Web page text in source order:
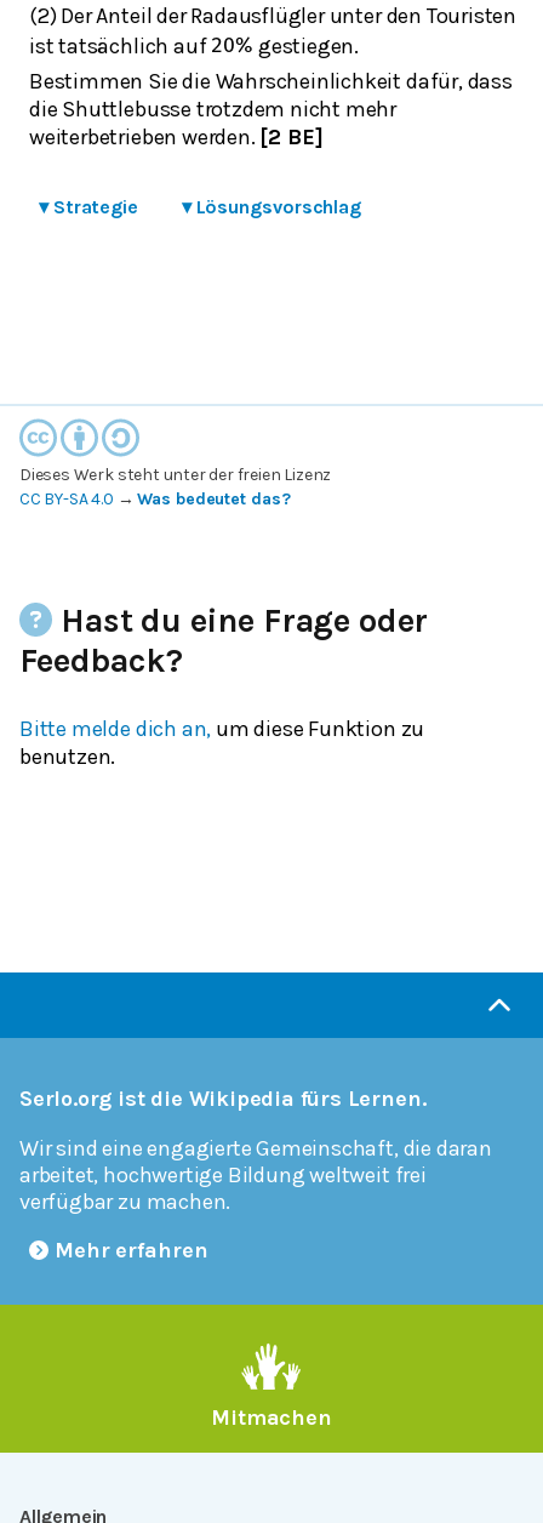
(2) Der Anteil der Radausflügler unter den Touristen
ist tatsächlich auf 20% gestiegen.
Bestimmen Sie die Wahrscheinlichkeit dafür, dass
die Shuttlebusse trotzdem nicht mehr
weiterbetrieben werden. [2 BE]
▾ Strategie ▾ Lösungsvorschlag
Dieses Werk steht unter der freien Lizenz
CC BY-SA 4.0 →Was bedeutet das?
Hast du eine Frage oder
Feedback?
Bitte melde dich an, um diese Funktion zu
benutzen.
Serlo.org ist die Wikipedia fürs Lernen.
Wir sind eine engagierte Gemeinschaft, die daran
arbeitet, hochwertige Bildung weltweit frei
verfügbar zu machen.
Mehr erfahren
Mitmachen
Allgemein